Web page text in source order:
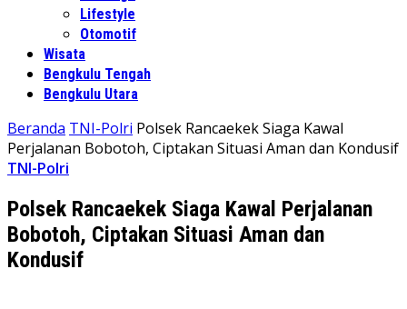
Lifestyle
Otomotif
Wisata
Bengkulu Tengah
Bengkulu Utara
Beranda TNI-Polri Polsek Rancaekek Siaga Kawal
Perjalanan Bobotoh, Ciptakan Situasi Aman dan Kondusif
TNI-Polri
Polsek Rancaekek Siaga Kawal Perjalanan
Bobotoh, Ciptakan Situasi Aman dan
Kondusif